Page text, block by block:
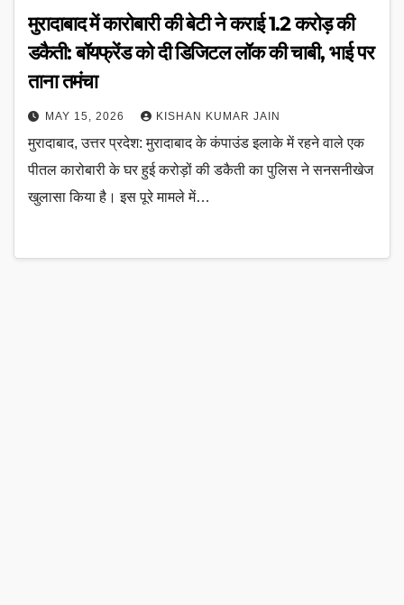
मुरादाबाद में कारोबारी की बेटी ने कराई 1.2 करोड़ की
डकैती: बॉयफ्रेंड को दी डिजिटल लॉक की चाबी, भाई पर
ताना तमंचा
MAY 15, 2026 KISHAN KUMAR JAIN
मुरादाबाद, उत्तर प्रदेश: मुरादाबाद के कंपाउंड इलाके में रहने वाले एक
पीतल कारोबारी के घर हुई करोड़ों की डकैती का पुलिस ने सनसनीखेज
खुलासा किया है। इस पूरे मामले में…